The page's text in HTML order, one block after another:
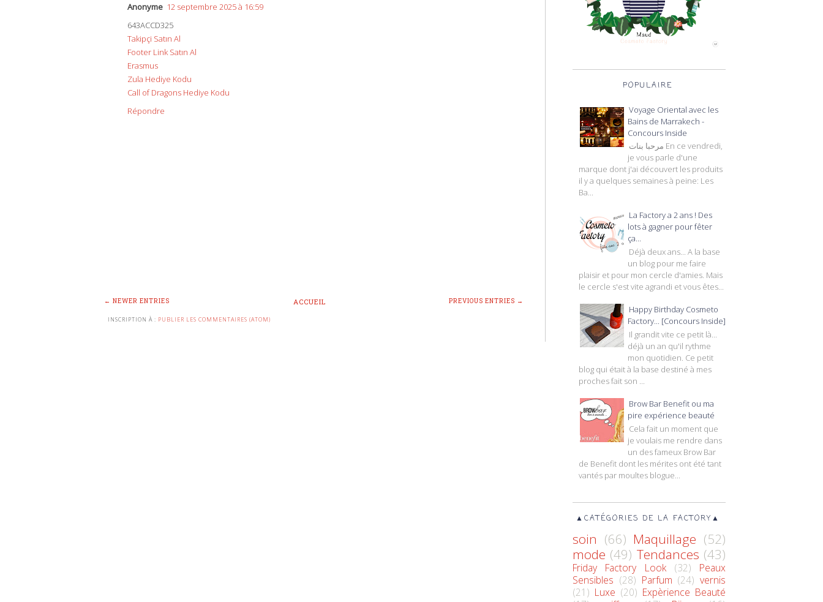
Anonyme 12 septembre 2025 à 16:59
643ACCD325
Takipçi Satın Al
Footer Link Satın Al
Erasmus
Zula Hediye Kodu
Call of Dragons Hediye Kodu
Répondre
← NEWER ENTRIES PREVIOUS ENTRIES →
ACCUEIL
INSCRIPTION À : PUBLIER LES COMMENTAIRES (ATOM)
POPULAIRE
Voyage Oriental avec les
Bains de Marrakech -
Concours Inside
مرحبا بنات En ce vendredi,
je vous parle d'une
marque dont j'ai découvert les produits
il y a quelques semaines à peine: Les
Ba...
La Factory a 2 ans ! Des
lots à gagner pour fêter
ça...
Déjà deux ans... A la base
un blog pour me faire
plaisir et pour mon cercle d'amies. Mais
le cercle s'est vite agrandi et vous êtes...
Happy Birthday Cosmeto
Factory... [Concours Inside]
Il grandit vite ce petit là...
déjà un an qu'il rythme
mon quotidien. Ce petit
blog qui était à la base destiné à mes
proches fait son ...
Brow Bar Benefit ou ma
pire expérience beauté
Cela fait un moment que
je voulais me rendre dans
un des fameux Brow Bar
de Benefit dont les mérites ont été tant
vantés par moultes blogue...
▲CATÉGORIES DE LA FACTORY▲
soin (66) Maquillage (52)
mode (49) Tendances (43)
Friday Factory Look (32)
Peaux
Sensibles (28) Parfum (24) vernis
(21) Luxe (20) Expèrience Beauté